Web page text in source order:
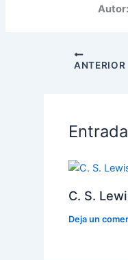
ANTERIOR
C. S.
Deja un